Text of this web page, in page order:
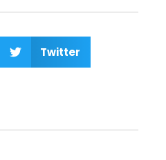
Twitter